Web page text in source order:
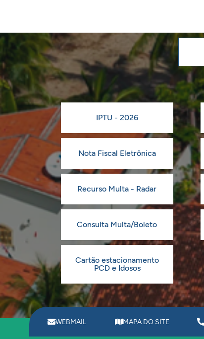
IPTU - 2026
Nota Fiscal Eletrônica
Recurso Multa - Radar
Consulta Multa/Boleto
Cartão estacionamento
PCD e Idosos
WEBMAIL MAPA DO SITE